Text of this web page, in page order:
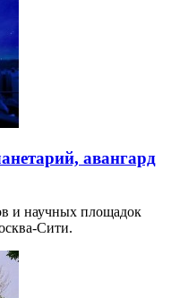
авангард
и научных площадок
Сити.